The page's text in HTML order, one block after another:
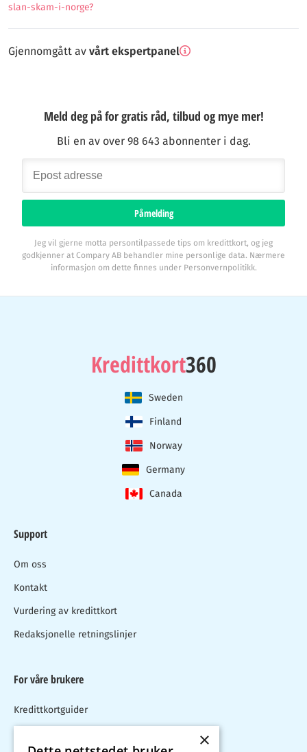
slan-skam-i-norge?
Gjennomgått av vårt ekspertpanel
Meld deg på for gratis råd, tilbud og mye mer!
Bli en av over 98 643 abonnenter i dag.
Påmelding
Jeg vil gjerne motta persontilpassede tips om kredittkort, og jeg
godkjenner at Compary AB behandler mine personlige data. Nærmere
informasjon om dette finnes under Personvernpolitikk.
Kredittkort360
Sweden
Finland
Norway
Germany
Canada
Support
Om oss
Kontakt
Vurdering av kredittkort
Redaksjonelle retningslinjer
For våre brukere
Kredittkortguider
×